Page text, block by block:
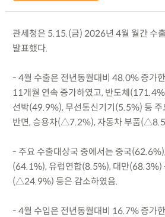
관세청은 5.15.(금) 2026년 4월 월간 수
발표했다.
- 4월 수출은 전년동월대비 48.0% 증가
11개월 연속 증가하였고, 반도체
선박(49.9%), 무선통신기기(5.5%) 등 주
반면, 승용차(△7.2%), 자동차 부품
- 주요 수출대상국 중에서는 중국
(64.1%), 유럽연합(8.5%), 대만(68.3%)
(△24.9%) 등은 감소하였음.
- 4월 수입은 전년동월대비 16.7% 증가